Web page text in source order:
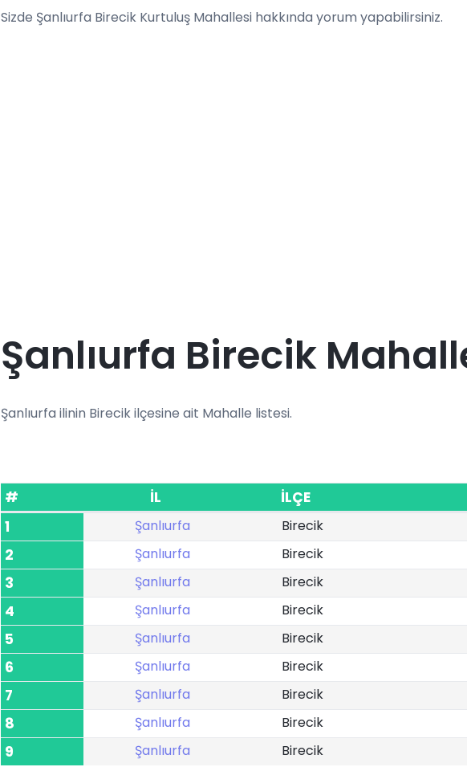
Sizde Şanlıurfa Birecik Kurtuluş Mahallesi hakkında yorum yapabilirsiniz.
Şanlıurfa Birecik
Şanlıurfa ilinin Birecik ilçesine ait Mahalle listesi.
# İL
İLÇE
1
Şanlıurfa Birecik
2 Şanlıurfa Birecik
3 Şanlıurfa Birecik
4 Şanlıurfa Birecik
5 Şanlıurfa Birecik
6 Şanlıurfa Birecik
7 Şanlıurfa Birecik
8 Şanlıurfa Birecik
9 Şanlıurfa Birecik